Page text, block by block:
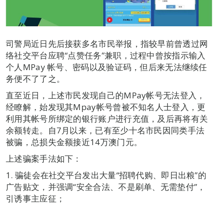
司警局近日先后接获多名市民举报，指较早前曾透过网
络社交平台应聘“点赞任务”兼职，过程中曾按指示输入
个人MPay 帐号、密码以及验证码，但后来无法继续任
务便不了了之。
直至近日，上述市民发现自己的MPay帐号无法登入，
经瞭解，始发现其Mpay帐号曾被不知名人士登入，更
利用其帐号所绑定的银行账户进行充值，及后再将有关
余额转走。自7月以来，已有至少十名市民因同类手法
被骗，总损失金额接近14万澳门元。
上述骗案手法如下：
1. 骗徒会在社交平台发出大量“招聘代购、即日出粮”的
广告贴文，并强调“安全合法、不是刷单、无需垫付”，
引诱事主应征；